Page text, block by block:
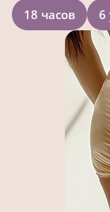
18 часов 6